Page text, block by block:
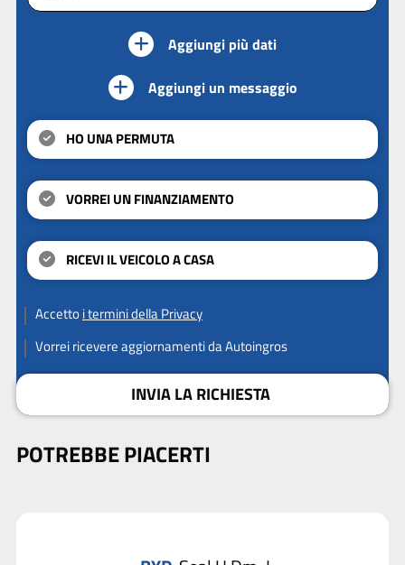
Aggiungi più dati
Aggiungi un messaggio
HO UNA PERMUTA
VORREI UN FINANZIAMENTO
RICEVI IL VEICOLO A CASA
Accettoi termini della Privacy
Vorrei ricevere aggiornamenti da Autoingros
INVIA LA RICHIESTA
POTREBBE PIACERTI